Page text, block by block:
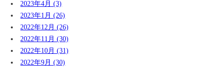
2023年4月 (3)
2023年1月 (26)
2022年12月 (26)
2022年11月 (30)
2022年10月 (31)
2022年9月 (30)